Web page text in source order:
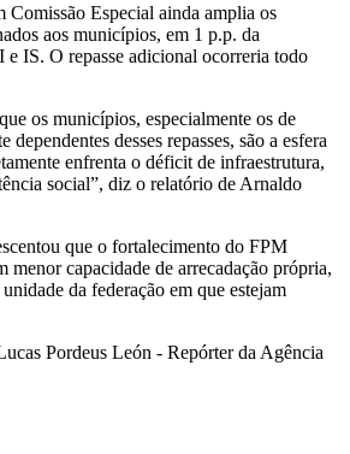
Comissão Especial ainda amplia os
aos municípios, em 1 p.p. da
e IS. O repasse adicional ocorreria todo
os municípios, especialmente os de
dependentes desses repasses, são a esfera
enfrenta o déficit de infraestrutura,
social”, diz o relatório de Arnaldo
que o fortalecimento do FPM
menor capacidade de arrecadação própria,
da federação em que estejam
Pordeus León - Repórter da Agência